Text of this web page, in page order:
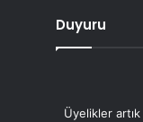
Duyuru
Üyelikler artık